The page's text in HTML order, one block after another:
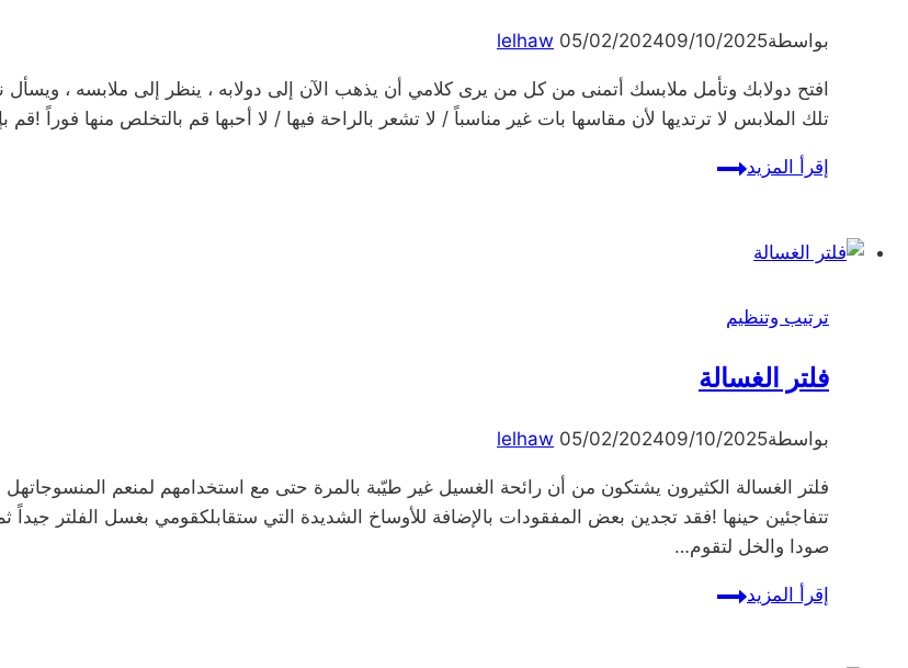
بواسطة lelhaw 05/02/202409/10/2025
افتح دولابك وتأمل ملابسك أتمنى من كل من يرى كلامي أن يذهب الآن إلى دولابه ، ينظر إلى ملابسه ،
تلك الملابس لا ترتديها لأن مقاسها بات غير مناسباً / لا تشعر بالراحة فيها / لا أحبها قم بالتخلص منها فوراً !قم
إقرأ المزيدافتح
ترتيب وتنظيم
فلتر الغسالة
بواسطة lelhaw 05/02/202409/10/2025
فلتر الغسالة الكثيرون يشتكون من أن رائحة الغسيل غير طيّبة بالمرة حتى مع استخدامهم لمنعم
تتفاجئين حينها !فقد تجدين بعض المفقودات بالإضافة للأوساخ الشديدة التي ستقابلكقومي بغسل الفلتر
صودا والخل لتقوم…
إقرأ المزيدفلتر